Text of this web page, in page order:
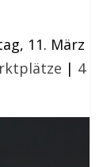
11. März
| 4